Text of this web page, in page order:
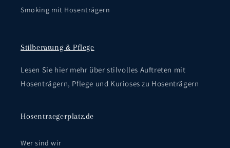
Smoking mit Hosenträgern
Stilberatung & Pflege
Lesen Sie hier mehr über stilvolles Auftreten mit
Hosenträgern, Pflege und Kurioses zu Hosenträgern
Hosentraegerplatz.de
Wer sind wir